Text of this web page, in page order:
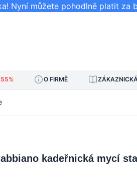
Nyní můžete pohodlně platit za
O FIRMĚ
kadeřnická mycí